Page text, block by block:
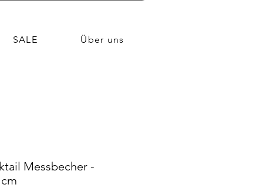
SALE Über uns
Messbecher -